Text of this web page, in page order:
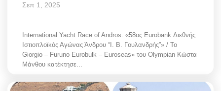
Σεπ 1, 2025
International Yacht Race of Andros: «58ος Eurobank Διεθνής
Ιστιοπλοϊκός Αγώνας Άνδρου “Ι. Β. Γουλανδρής”» / Το
Giorgio – Furuno Eurobulk – Euroseas» του Olympian Κώστα
Μάνθου κατέκτησε...